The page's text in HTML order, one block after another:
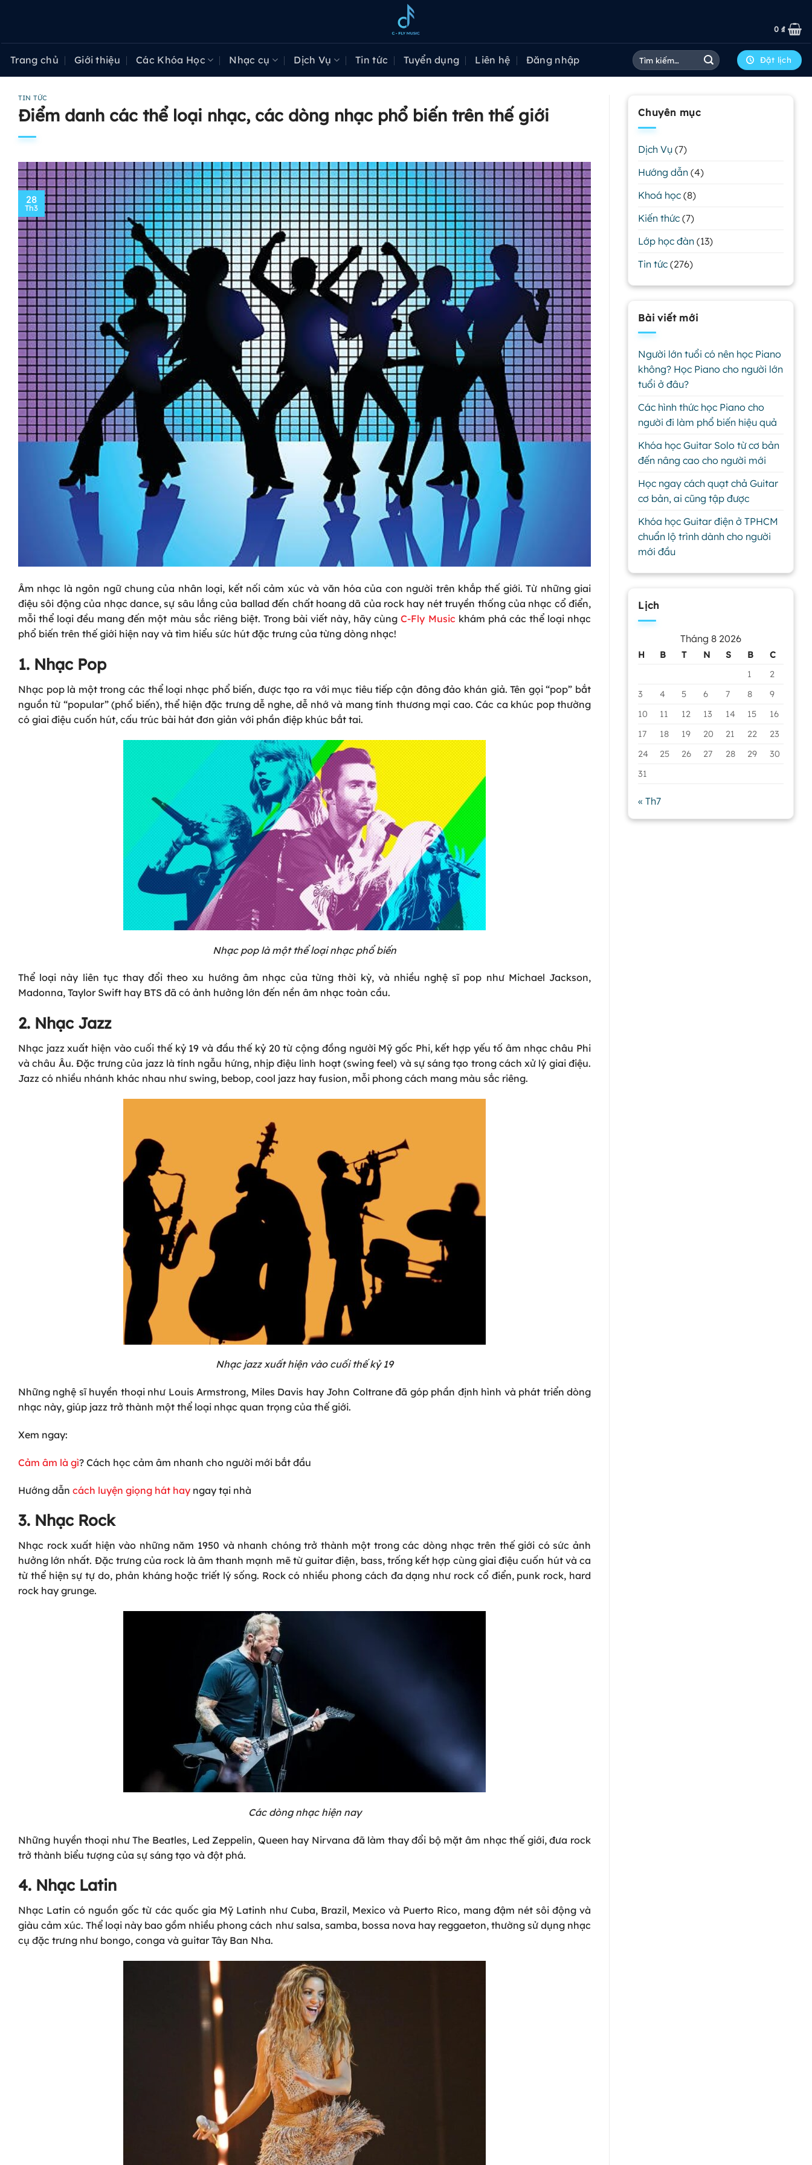
0 ₫
Trang chủ Giới thiệu Các Khóa Học Nhạc cụ Dịch Vụ Tin tức Tuyển dụng Liên hệ Đăng nhập
Tìm
kiếm:
Đặt lịch
TIN TỨC
Điểm danh các thể loại nhạc, các dòng nhạc phổ biến trên thế giới
28
Th3
Âm nhạc là ngôn ngữ chung của nhân loại, kết nối cảm xúc và văn hóa của con người trên khắp thế giới. Từ những giai
điệu sôi động của nhạc dance, sự sâu lắng của ballad đến chất hoang dã của rock hay nét truyền thống của nhạc cổ điển,
mỗi thể loại đều mang đến một màu sắc riêng biệt. Trong bài viết này, hãy cùngC-Fly Music khám phá các thể loại nhạc
phổ biến trên thế giới hiện nay và tìm hiểu sức hút đặc trưng của từng dòng nhạc!
1. Nhạc Pop
Nhạc pop là một trong các thể loại nhạc phổ biến, được tạo ra với mục tiêu tiếp cận đông đảo khán giả. Tên gọi “pop” bắt
nguồn từ “popular” (phổ biến), thể hiện đặc trưng dễ nghe, dễ nhớ và mang tính thương mại cao. Các ca khúc pop thường
có giai điệu cuốn hút, cấu trúc bài hát đơn giản với phần điệp khúc bắt tai.
Nhạc pop là một thể loại nhạc phổ biến
Thể loại này liên tục thay đổi theo xu hướng âm nhạc của từng thời kỳ, và nhiều nghệ sĩ pop như Michael Jackson,
Madonna, Taylor Swift hay BTS đã có ảnh hưởng lớn đến nền âm nhạc toàn cầu.
2. Nhạc Jazz
Nhạc jazz xuất hiện vào cuối thế kỷ 19 và đầu thế kỷ 20 từ cộng đồng người Mỹ gốc Phi, kết hợp yếu tố âm nhạc châu Phi
và châu Âu. Đặc trưng của jazz là tính ngẫu hứng, nhịp điệu linh hoạt (swing feel) và sự sáng tạo trong cách xử lý giai điệu.
Jazz có nhiều nhánh khác nhau như swing, bebop, cool jazz hay fusion, mỗi phong cách mang màu sắc riêng.
Nhạc jazz xuất hiện vào cuối thế kỷ 19
Những nghệ sĩ huyền thoại như Louis Armstrong, Miles Davis hay John Coltrane đã góp phần định hình và phát triển dòng
nhạc này, giúp jazz trở thành một thể loại nhạc quan trọng của thế giới.
Xem ngay:
Cảm âm là gì? Cách học cảm âm nhanh cho người mới bắt đầu
Hướng dẫn cách luyện giọng hát hay ngay tại nhà
3. Nhạc Rock
Nhạc rock xuất hiện vào những năm 1950 và nhanh chóng trở thành một trong các dòng nhạc trên thế giới có sức ảnh
hưởng lớn nhất. Đặc trưng của rock là âm thanh mạnh mẽ từ guitar điện, bass, trống kết hợp cùng giai điệu cuốn hút và ca
từ thể hiện sự tự do, phản kháng hoặc triết lý sống. Rock có nhiều phong cách đa dạng như rock cổ điển, punk rock, hard
rock hay grunge.
Các dòng nhạc hiện nay
Những huyền thoại như The Beatles, Led Zeppelin, Queen hay Nirvana đã làm thay đổi bộ mặt âm nhạc thế giới, đưa rock
trở thành biểu tượng của sự sáng tạo và đột phá.
4. Nhạc Latin
Nhạc Latin có nguồn gốc từ các quốc gia Mỹ Latinh như Cuba, Brazil, Mexico và Puerto Rico, mang đậm nét sôi động và
giàu cảm xúc. Thể loại này bao gồm nhiều phong cách như salsa, samba, bossa nova hay reggaeton, thường sử dụng nhạc
cụ đặc trưng như bongo, conga và guitar Tây Ban Nha.
Chuyên mục
Dịch Vụ (7)
Hướng dẫn (4)
Khoá học (8)
Kiến thức (7)
Lớp học đàn (13)
Tin tức (276)
Bài viết mới
Người lớn tuổi có nên học Piano
không? Học Piano cho người lớn
tuổi ở đâu?
Các hình thức học Piano cho
người đi làm phổ biến hiệu quả
Khóa học Guitar Solo từ cơ bản
đến nâng cao cho người mới
Học ngay cách quạt chả Guitar
cơ bản, ai cũng tập được
Khóa học Guitar điện ở TPHCM
chuẩn lộ trình dành cho người
mới đầu
Lịch
Tháng 8 2026
H B T N S B
C
1
2
3
4 5 6 7 8
9
10
11 12 13 14 15
16
17
18 19 20 21 22
23
24
25 26 27 28 29
30
31
« Th7